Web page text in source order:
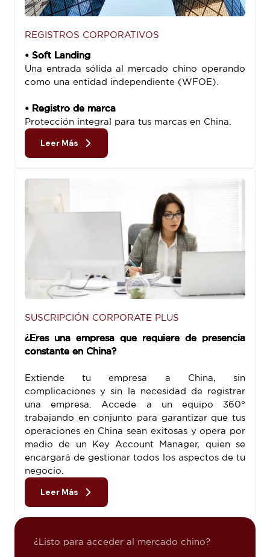
REGISTROS CORPORATIVOS
• Soft Landing
Una entrada sólida al mercado chino operando
como una entidad independiente (WFOE).
• Registro de marca
Protección integral para tus marcas en China.
Leer Más
SUSCRIPCIÓN CORPORATE PLUS
¿Eres una empresa que requiere de presencia
constante en China?
Extiende tu empresa a China, sin
complicaciones y sin la necesidad de registrar
una empresa. Accede a un equipo 360°
trabajando en conjunto para garantizar que tus
operaciones en China sean exitosas y opera por
medio de un Key Account Manager, quien se
encargará de gestionar todos los aspectos de tu
negocio.
Leer Más
¿Listo para acceder al mercado chino?